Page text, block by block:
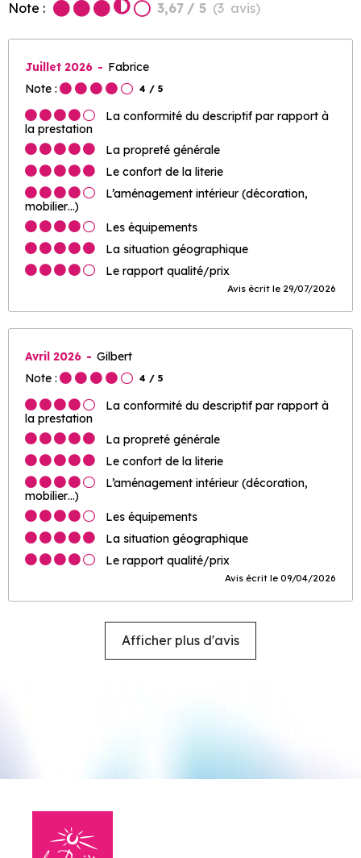
Note : 3,67 / 5 (3 avis)
Juillet 2026
Fabrice
Note :
4 / 5
La conformité du descriptif par rapport à
la prestation
La propreté générale
Le confort de la literie
L’aménagement intérieur (décoration,
mobilier…)
Les équipements
La situation géographique
Le rapport qualité/prix
Avis écrit le 29/07/2026
Avril 2026
Gilbert
Note :
4 / 5
La conformité du descriptif par rapport à
la prestation
La propreté générale
Le confort de la literie
L’aménagement intérieur (décoration,
mobilier…)
Les équipements
La situation géographique
Le rapport qualité/prix
Avis écrit le 09/04/2026
Afficher plus d'avis